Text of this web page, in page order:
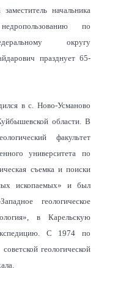
начальника
по
округу
празднует 65-
в с. Ново-Усманово
области. В
факультет
университета по
съемка и поиски
ископаемых» и был
геологическое
в Карельскую
С 1974 по
геологической